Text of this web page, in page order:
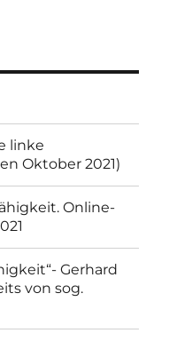
linke
Oktober 2021)
Online-
Gerhard
von sog.